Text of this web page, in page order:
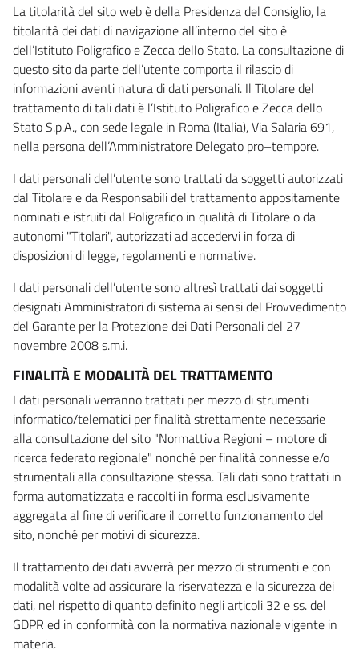
La titolarità del sito web è della Presidenza del Consiglio, la
titolarità dei dati di navigazione all’interno del sito è
dell’Istituto Poligrafico e Zecca dello Stato. La consultazione di
questo sito da parte dell’utente comporta il rilascio di
informazioni aventi natura di dati personali. Il Titolare del
trattamento di tali dati è l’Istituto Poligrafico e Zecca dello
Stato S.p.A., con sede legale in Roma (Italia), Via Salaria 691,
nella persona dell’Amministratore Delegato pro–tempore.
I dati personali dell’utente sono trattati da soggetti autorizzati
dal Titolare e da Responsabili del trattamento appositamente
nominati e istruiti dal Poligrafico in qualità di Titolare o da
autonomi "Titolari", autorizzati ad accedervi in forza di
disposizioni di legge, regolamenti e normative.
I dati personali dell’utente sono altresì trattati dai soggetti
designati Amministratori di sistema ai sensi del Provvedimento
del Garante per la Protezione dei Dati Personali del 27
novembre 2008 s.m.i.
FINALITÀ E MODALITÀ DEL TRATTAMENTO
I dati personali verranno trattati per mezzo di strumenti
informatico/telematici per finalità strettamente necessarie
alla consultazione del sito "Normattiva Regioni – motore di
ricerca federato regionale" nonché per finalità connesse e/o
strumentali alla consultazione stessa. Tali dati sono trattati in
forma automatizzata e raccolti in forma esclusivamente
aggregata al fine di verificare il corretto funzionamento del
sito, nonché per motivi di sicurezza.
Il trattamento dei dati avverrà per mezzo di strumenti e con
modalità volte ad assicurare la riservatezza e la sicurezza dei
dati, nel rispetto di quanto definito negli articoli 32 e ss. del
GDPR ed in conformità con la normativa nazionale vigente in
materia.